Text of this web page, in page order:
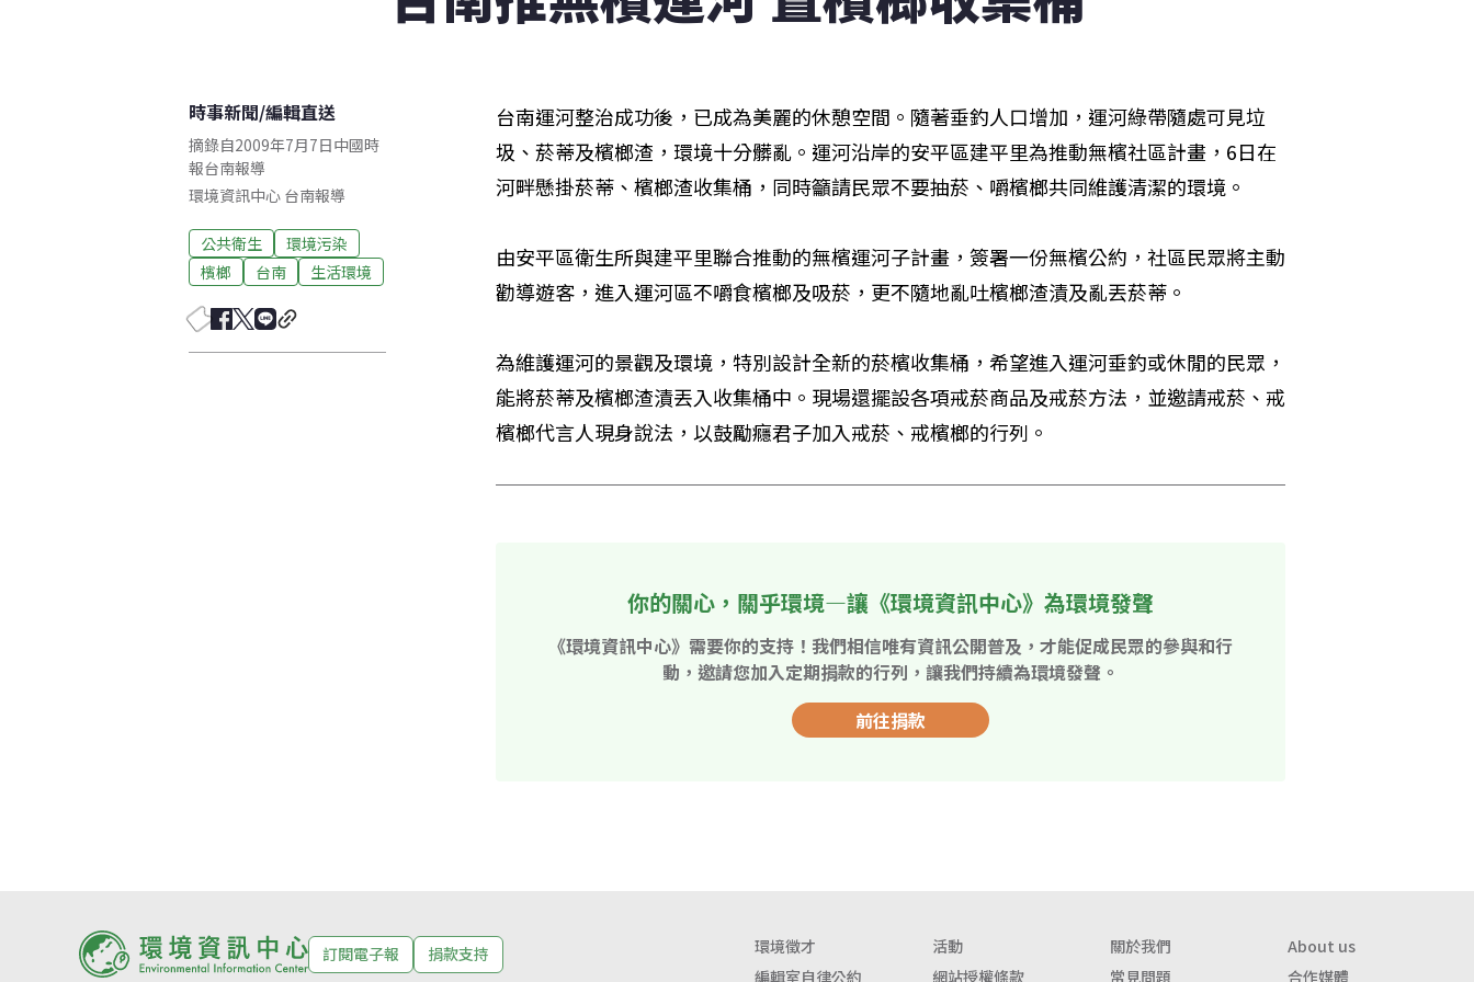
時事新聞/編輯直送
摘錄自2009年7月7日中國時
報台南報導
環境資訊中心 台南報導
公共衛生
環境污染
檳榔
台南 生活環境
台南運河整治成功後，已成為美麗的休憩空間。隨著垂釣人口增加，運河綠帶隨處可見垃
圾、菸蒂及檳榔渣，環境十分髒亂。運河沿岸的安平區建平里為推動無檳社區計畫，6日在
河畔懸掛菸蒂、檳榔渣收集桶，同時籲請民眾不要抽菸、嚼檳榔共同維護清潔的環境。
由安平區衛生所與建平里聯合推動的無檳運河子計畫，簽署一份無檳公約，社區民眾將主動
勸導遊客，進入運河區不嚼食檳榔及吸菸，更不隨地亂吐檳榔渣漬及亂丟菸蒂。
為維護運河的景觀及環境，特別設計全新的菸檳收集桶，希望進入運河垂釣或休閒的民眾，
能將菸蒂及檳榔渣漬丟入收集桶中。現場還擺設各項戒菸商品及戒菸方法，並邀請戒菸、戒
檳榔代言人現身說法，以鼓勵癮君子加入戒菸、戒檳榔的行列。
你的關心，關乎環境—讓《環境資訊中心》為環境發聲
《環境資訊中心》需要你的支持！我們相信唯有資訊公開普及，才能促成民眾的參與和行
動，邀請您加入定期捐款的行列，讓我們持續為環境發聲。
前往捐款
訂閱電子報 捐款支持 環境徵才 活動 關於我們
About us
編輯室自律公約
網站授權條款 常見問題 合作媒體